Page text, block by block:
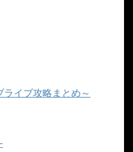
イブ攻略まとめ～